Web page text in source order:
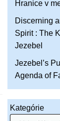
Hranice v
Discerning
Spirit : The
Jezebel
Jezebel’s
Agenda of
Kategórie